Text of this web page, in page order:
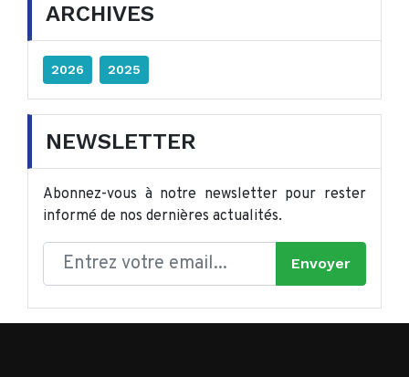
ARCHIVES
2026 2025
NEWSLETTER
Abonnez-vous à notre newsletter pour rester
informé de nos dernières actualités.
Envoyer